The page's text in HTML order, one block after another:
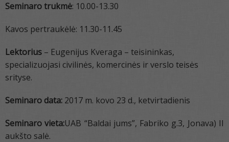
Seminaro trukmė: 10.00-13.30
Kavos pertraukėlė: 11.30-11.45
Lektorius – Eugenijus Kveraga – teisininkas,
specializuojasi civilinės, komercinės ir verslo teisės
srityse.
Seminaro data: 2017 m. kovo 23 d., ketvirtadienis
Seminaro vieta:UAB “Baldai jums”, Fabriko g.3, Jonava) II
aukšto salė.